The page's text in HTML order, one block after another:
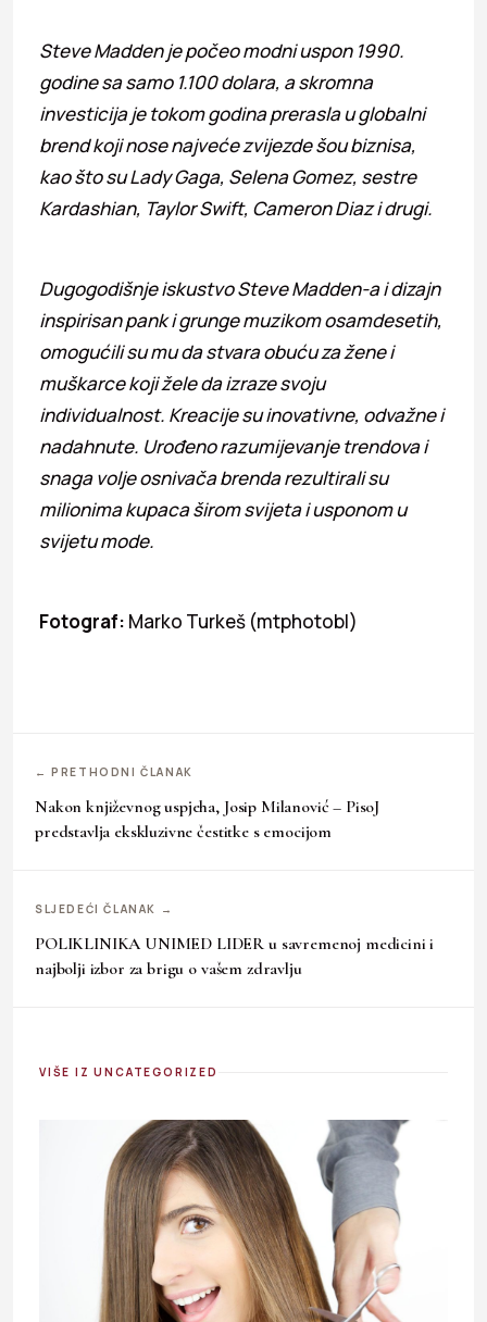
Steve Madden je počeo modni uspon 1990.
godine sa samo 1.100 dolara, a skromna
investicija je tokom godina prerasla u globalni
brend koji nose najveće zvijezde šou biznisa,
kao što su Lady Gaga, Selena Gomez, sestre
Kardashian, Taylor Swift, Cameron Diaz i drugi.
Dugogodišnje iskustvo Steve Madden-a i dizajn
inspirisan pank i grunge muzikom osamdesetih,
omogućili su mu da stvara obuću za žene i
muškarce koji žele da izraze svoju
individualnost. Kreacije su inovativne, odvažne i
nadahnute. Urođeno razumijevanje trendova i
snaga volje osnivača brenda rezultirali su
milionima kupaca širom svijeta i usponom u
svijetu mode.
Fotograf: Marko Turkeš (mtphotobl)
← PRETHODNI ČLANAK
Nakon književnog uspjeha, Josip Milanović – PisoJ
predstavlja ekskluzivne čestitke s emocijom
SLJEDEĆI ČLANAK →
POLIKLINIKA UNIMED LIDER u savremenoj medicini i
najbolji izbor za brigu o vašem zdravlju
VIŠE IZ UNCATEGORIZED